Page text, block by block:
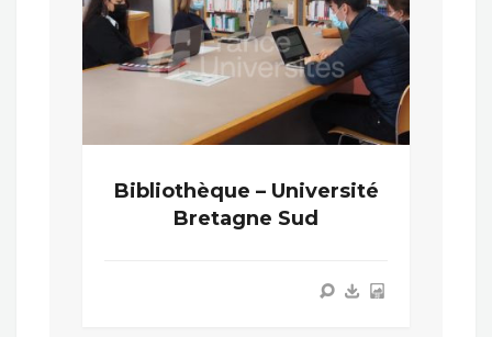
Bibliothèque – Université
Bretagne Sud